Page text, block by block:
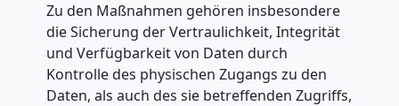
Zu den Maßnahmen gehören insbesondere
die Sicherung der Vertraulichkeit, Integrität
und Verfügbarkeit von Daten durch
Kontrolle des physischen Zugangs zu den
Daten, als auch des sie betreffenden Zugriffs,
Klaviertransport
Steyr